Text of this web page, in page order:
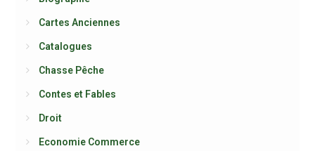
Cartes Anciennes
Catalogues
Chasse Pêche
Contes et Fables
Droit
Economie Commerce